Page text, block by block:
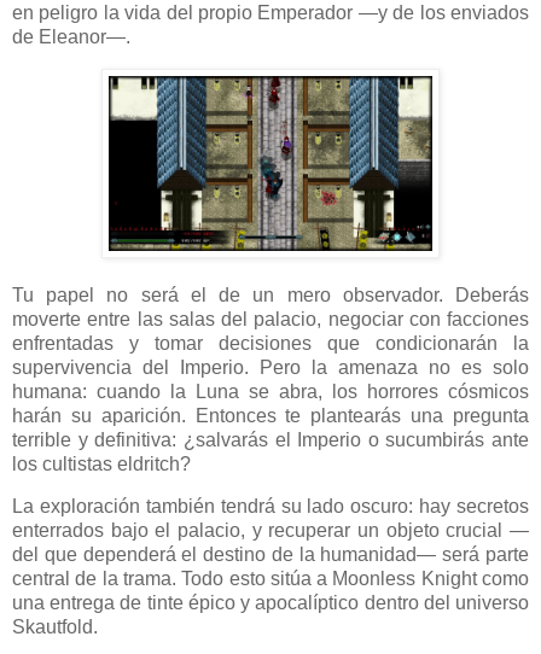
en peligro la vida del propio Emperador —y de los enviados
de Eleanor—.
Tu papel no será el de un mero observador. Deberás
moverte entre las salas del palacio, negociar con facciones
enfrentadas y tomar decisiones que condicionarán la
supervivencia del Imperio. Pero la amenaza no es solo
humana: cuando la Luna se abra, los horrores cósmicos
harán su aparición. Entonces te plantearás una pregunta
terrible y definitiva: ¿salvarás el Imperio o sucumbirás ante
los cultistas eldritch?
La exploración también tendrá su lado oscuro: hay secretos
enterrados bajo el palacio, y recuperar un objeto crucial —
del que dependerá el destino de la humanidad— será parte
central de la trama. Todo esto sitúa a Moonless Knight como
una entrega de tinte épico y apocalíptico dentro del universo
Skautfold.